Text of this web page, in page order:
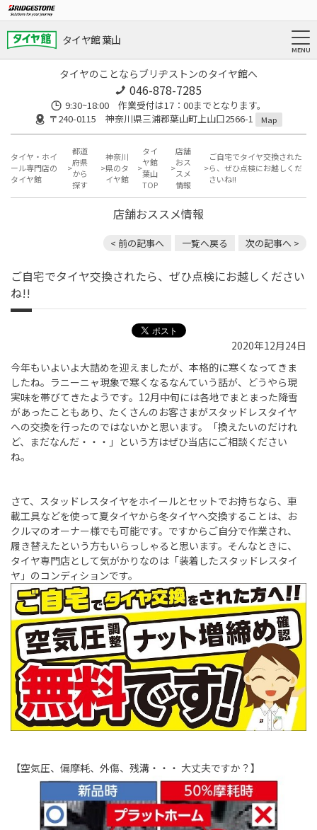
タイヤ館 葉山
タイヤのことならブリヂストンのタイヤ館へ
046-878-7285
9:30~18:00 作業受付は17：00までとなります。
〒240-0115 神奈川県三浦郡葉山町上山口2566-1
Map
タイヤ・ホイ
ール専門店の
タイヤ館
都道
府県
から
探す
神奈川
県のタ
イヤ館
タイ
ヤ館
葉山
TOP
店舗
おス
スメ
情報
ご自宅でタイヤ交換された
ら、ぜひ点検にお越しくだ
さいね!!
店舗おススメ情報
< 前の記事へ 一覧へ戻る 次の記事へ >
ご自宅でタイヤ交換されたら、ぜひ点検にお越しください
ね!!
2020年12月24日
今年もいよいよ大詰めを迎えましたが、本格的に寒くなってきま
したね。ラニーニャ現象で寒くなるなんていう話が、どうやら現
実味を帯びてきたようです。 12月中旬には各地でまとまった降雪
があったこともあり、たくさんのお客さまがスタッドレスタイヤ
への交換を行ったのではないかと思います。「換えたいのだけれ
ど、まだなんだ・・・」という方はぜひ当店にご相談ください
ね。
さて、スタッドレスタイヤをホイールとセットでお持ちなら、車
載工具などを使って夏タイヤから冬タイヤへ交換することは、お
クルマのオーナー様でも可能です。ですからご自分で作業され、
履き替えたという方もいらっしゃると思います。そんなときに、
タイヤ専門店として気がかりなのは「装着したスタッドレスタイ
ヤ」のコンディションです。
【空気圧、偏摩耗、外傷、残溝・・・ 大丈夫ですか？】